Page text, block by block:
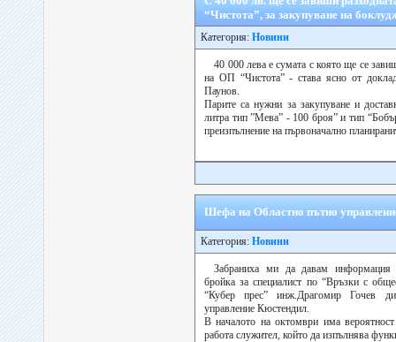
“Чистота”, за закупуване на
Категория: Новини
40 000 лева е сумата с която ще се
на ОП “Чистота” - става ясно от
Паунов.
Парите са нужни за закупуване и
литра тип ”Мева” - 100 броя” и тип
преизпълнение на първоначално
Шефа на Областно пътно
Категория: Новини
Забраниха ми да давам
бройка за специалист по “Връзки с
“Кубер прес” инж.Драгомир Гочев
управление Кюстендил.
В началото на октомври има
работа служител, който да изпълнява